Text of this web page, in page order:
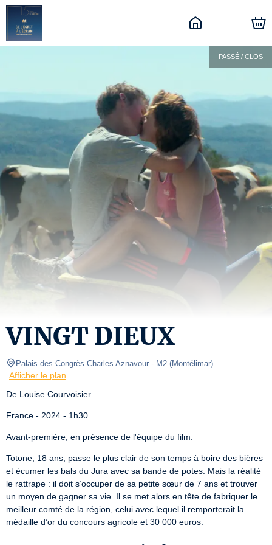
PASSÉ / CLOS
VINGT DIEUX
Palais des Congrès Charles Aznavour - M2 (Montélimar)
Afficher le plan
De Louise Courvoisier
France - 2024 - 1h30
Avant-première, en présence de l'équipe du film.
Totone, 18 ans, passe le plus clair de son temps à boire des bières
et écumer les bals du Jura avec sa bande de potes. Mais la réalité
le rattrape : il doit s’occuper de sa petite sœur de 7 ans et trouver
un moyen de gagner sa vie. Il se met alors en tête de fabriquer le
meilleur comté de la région, celui avec lequel il remporterait la
médaille d’or du concours agricole et 30 000 euros.